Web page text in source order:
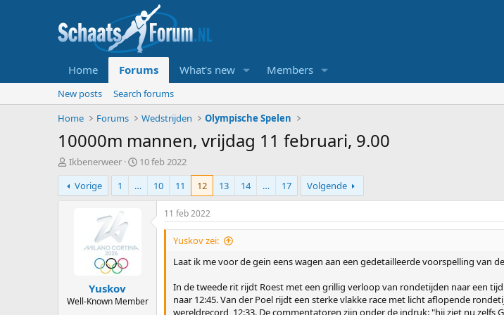
Home Forums What's new Members
New posts
Search forums
Home
Forums Wedstrijden Olympische Spelen
10000m mannen, vrijdag 11 februari, 9.00
T
o
p
i
r
Ikbenerweer
S
t
a
r
10 feb 2022
Vorige
1 … 10 11 12 13 14 … 17 Volgende
Yuskov
Well-Known Member
11 feb 2022
Yuskov zei:
Laat ik me voor de gein eens wagen aan een gedetailleerde voorspelling van
In de tweede rit rijdt Roest met een grillig verloop van rondetijden naar een
naar 12:45. Van der Poel rijdt een sterke vlakke race met licht aflopende
wereldrecord, 12:33. De commentatoren zijn onder de indruk: "hij ziet nu